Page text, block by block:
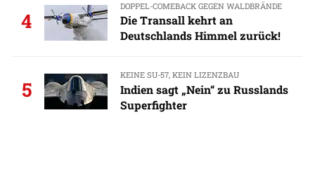
4
DOPPEL-COMEBACK GEGEN WALDBRÄNDE
Die Transall kehrt an
Deutschlands Himmel zurück!
5
KEINE SU-57, KEIN LIZENZBAU
Indien sagt „Nein“ zu Russlands
Superfighter